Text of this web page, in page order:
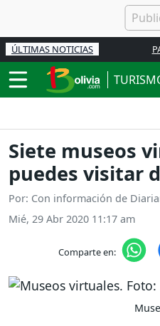
ÚLTIMAS NOTICIAS
Siete museos
puedes visitar
Por: Con información de
Mié, 29 Abr 2020 11:17 am
Comparte en: